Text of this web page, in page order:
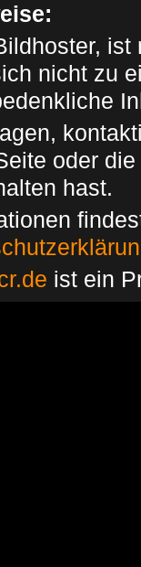
nicht zu
oder
hast.
ist ein